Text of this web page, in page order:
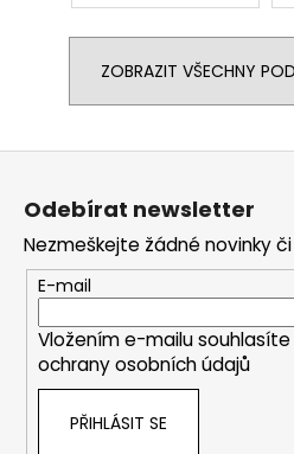
ZOBRAZIT VŠECHNY
Z
Odebírat newsletter
Nezmeškejte žádné novinky
E-mail
Vložením e-mailu souhlasíte
ochrany osobních údajů
PŘIHLÁSIT SE